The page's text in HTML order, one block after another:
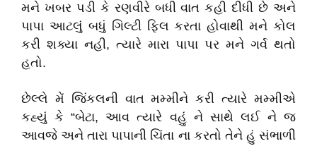
મને ખબર પડી કે રણવીરે બધી વાત કહી દીધી છે અને
પાપા આટલું બધું ગિલ્ટી ફિલ કરતા હોવાથી મને કોલ
કરી શક્યા નહી, ત્યારે મારા પાપા પર મને ગર્વ થતો
હતો.
છેલ્લે મેં જિંકલની વાત મમ્મીને કરી ત્યારે મમ્મીએ
કહ્યું કે “બેટા, આવ ત્યારે વહું ને સાથે લઈ ને જ
આવજે અને તારા પાપાની ચિંતા ના કરતો તેને હું સંભાળી